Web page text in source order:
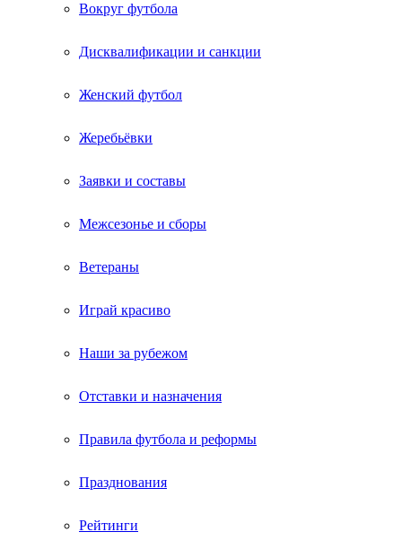
Вокруг футбола
Дисквалификации и санкции
Женский футбол
Жеребьёвки
Заявки и составы
Межсезонье и сборы
Ветераны
Играй красиво
Наши за рубежом
Отставки и назначения
Правила футбола и реформы
Празднования
Рейтинги